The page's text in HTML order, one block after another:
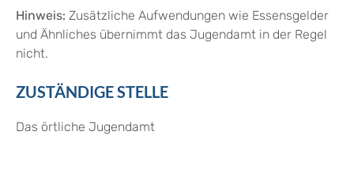
Hinweis: Zusätzliche Aufwendungen wie Essensgelder
und Ähnliches übernimmt das Jugendamt in der Regel
nicht.
ZUSTÄNDIGE STELLE
Das örtliche Jugendamt